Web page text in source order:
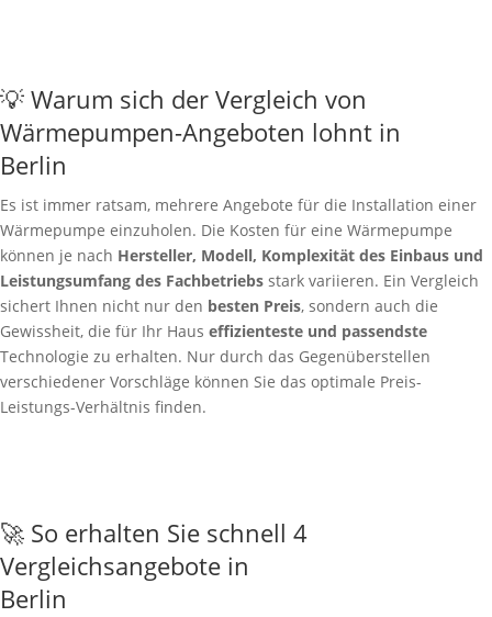
💡 Warum sich der Vergleich von
Wärmepumpen-Angeboten lohnt in
Berlin
Es ist immer ratsam, mehrere Angebote für die Installation einer
Wärmepumpe einzuholen. Die Kosten für eine Wärmepumpe
können je nach Hersteller, Modell, Komplexität des Einbaus und
Leistungsumfang des Fachbetriebs stark variieren. Ein Vergleich
sichert Ihnen nicht nur den besten Preis, sondern auch die
Gewissheit, die für Ihr Haus effizienteste und passendste
Technologie zu erhalten. Nur durch das Gegenüberstellen
verschiedener Vorschläge können Sie das optimale Preis-
Leistungs-Verhältnis finden.
🚀 So erhalten Sie schnell 4
Vergleichsangebote in
Berlin